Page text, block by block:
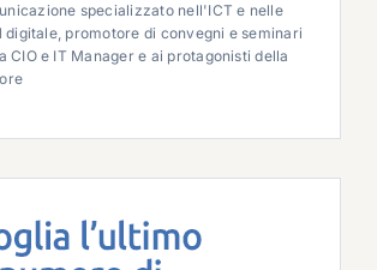
specializzato nell'ICT e nelle
digitale, promotore di convegni e seminari
CIO e IT Manager e ai protagonisti della